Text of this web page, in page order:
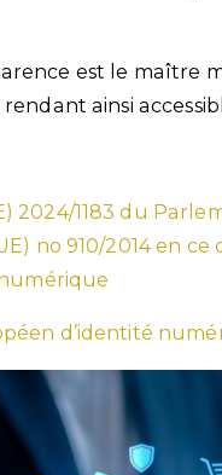
est le maître
ainsi
2024/1183 du
no 910/2014 en
d’identité